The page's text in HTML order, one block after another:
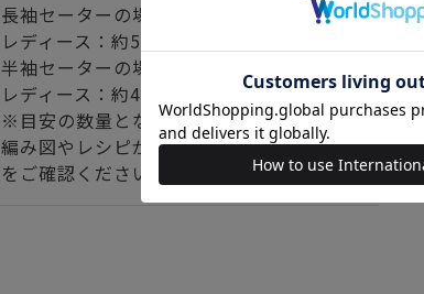
長袖セーターの場合
レディース：約520g メンズ：約640g
半袖セーターの場合
レディース：約440g メンズ：約560g
※目安の数量となります。
編み図やレシピがある場合は、記載の数量
をご確認ください。